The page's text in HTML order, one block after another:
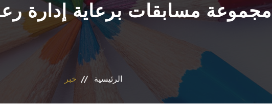
مجموعة مسابقات برعاية إدارة
الرئيسية خبر